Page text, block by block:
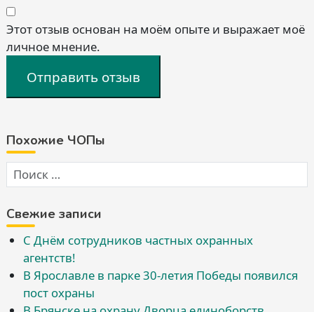
Этот отзыв основан на моём опыте и выражает моё
личное мнение.
Отправить отзыв
Похожие ЧОПы
Свежие записи
С Днём сотрудников частных охранных
агентств!
В Ярославле в парке 30-летия Победы появился
пост охраны